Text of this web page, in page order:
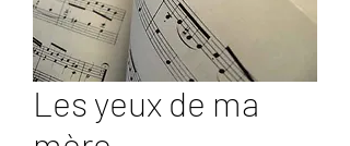
Les yeux de ma